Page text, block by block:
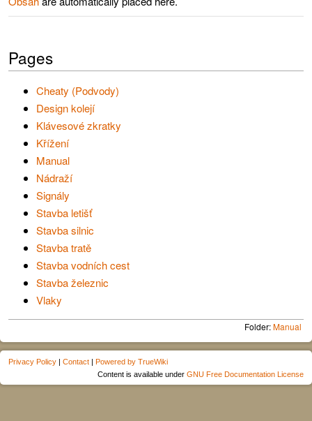
Pages
Cheaty (Podvody)
Design kolejí
Klávesové zkratky
Křížení
Manual
Nádraží
Signály
Stavba letišť
Stavba silnic
Stavba tratě
Stavba vodních cest
Stavba železnic
Vlaky
Folder:Manual
Privacy Policy | Contact | Powered by TrueWiki
Content is available under GNU Free Documentation License